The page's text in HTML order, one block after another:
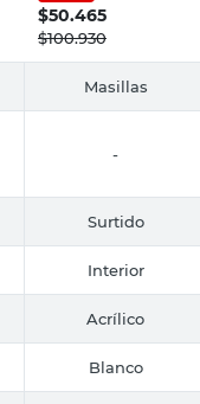
$50.465
$100.930
Masillas
-
Surtido
Interior
Acrílico
Blanco